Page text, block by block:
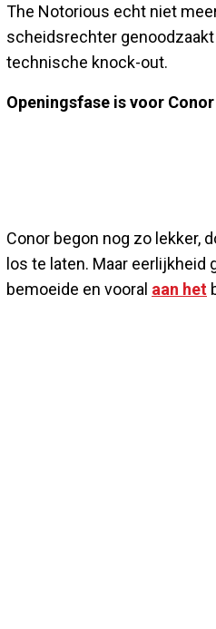
The Notorious echt niet
scheidsrechter
technische knock-out.
Openingsfase is voor Conor
Conor begon nog zo lekker,
los te laten. Maar
bemoeide en vooral aan het